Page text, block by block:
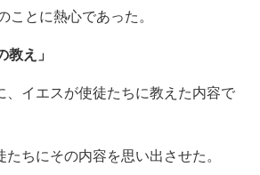
ことに熱心であった。
教え」
、イエスが使徒たちに教えた内容で
たちにその内容を思い出させた。